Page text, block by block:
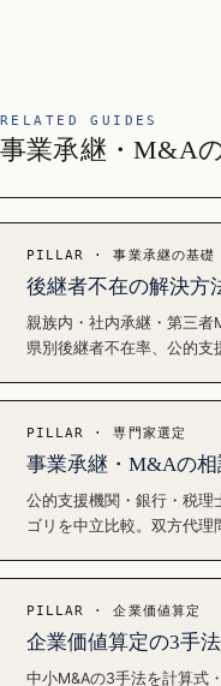
RELATED GUIDES
事業承継・M&A
PILLAR · 事業承継の基礎
後継者不在の解決方
親族内・社内承継・第三
県別後継者不在率、公的支
PILLAR · 専門家選定
事業承継・M&Aの
公的支援機関・銀行・税理
ゴリを中立比較。双方代理
PILLAR · 企業価値算定
企業価値算定の3手
中小M&Aの3手法を計算式